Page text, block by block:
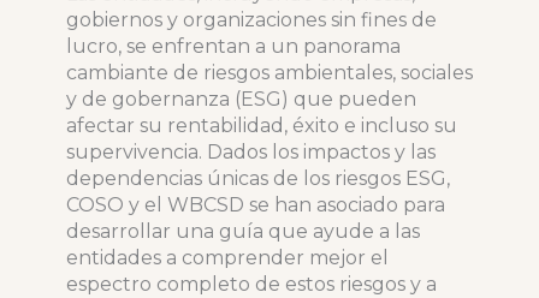
gobiernos y organizaciones sin fines de
lucro, se enfrentan a un panorama
cambiante de riesgos ambientales, sociales
y de gobernanza (ESG) que pueden
afectar su rentabilidad, éxito e incluso su
supervivencia. Dados los impactos y las
dependencias únicas de los riesgos ESG,
COSO y el WBCSD se han asociado para
desarrollar una guía que ayude a las
entidades a comprender mejor el
espectro completo de estos riesgos y a